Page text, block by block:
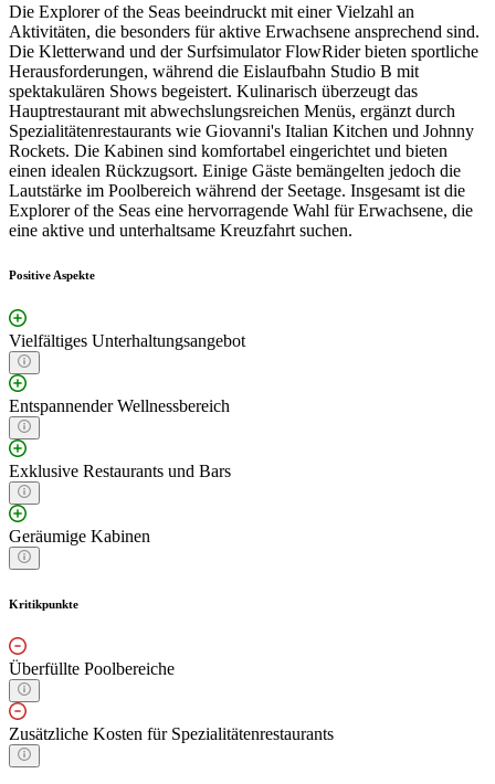
Die Explorer of the Seas beeindruckt mit einer Vielzahl an
Aktivitäten, die besonders für aktive Erwachsene ansprechend sind.
Die Kletterwand und der Surfsimulator FlowRider bieten sportliche
Herausforderungen, während die Eislaufbahn Studio B mit
spektakulären Shows begeistert. Kulinarisch überzeugt das
Hauptrestaurant mit abwechslungsreichen Menüs, ergänzt durch
Spezialitätenrestaurants wie Giovanni's Italian Kitchen und Johnny
Rockets. Die Kabinen sind komfortabel eingerichtet und bieten
einen idealen Rückzugsort. Einige Gäste bemängelten jedoch die
Lautstärke im Poolbereich während der Seetage. Insgesamt ist die
Explorer of the Seas eine hervorragende Wahl für Erwachsene, die
eine aktive und unterhaltsame Kreuzfahrt suchen.
Positive Aspekte
Vielfältiges Unterhaltungsangebot
Entspannender Wellnessbereich
Exklusive Restaurants und Bars
Geräumige Kabinen
Kritikpunkte
Überfüllte Poolbereiche
Zusätzliche Kosten für Spezialitätenrestaurants